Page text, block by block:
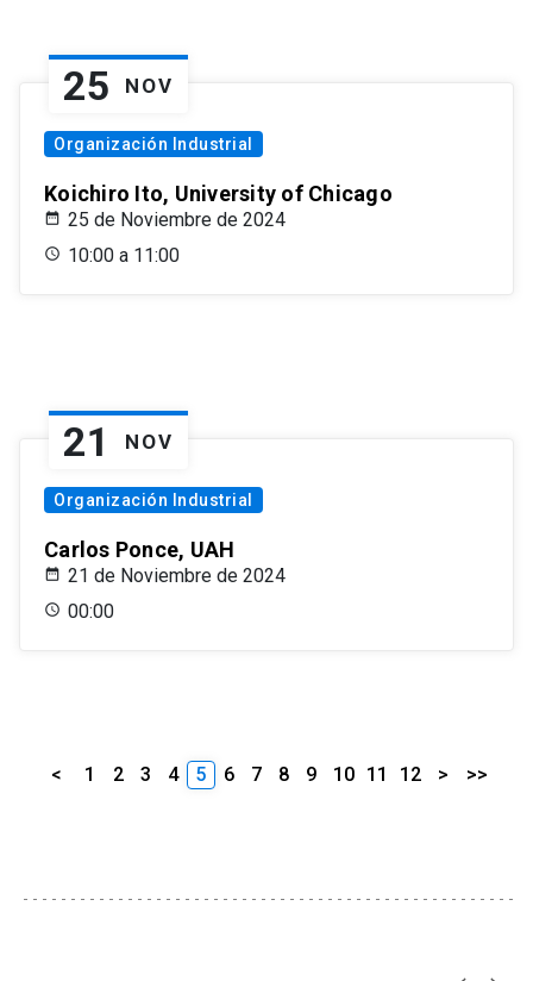
25 NOV
Organización Industrial
Koichiro Ito, University of Chicago
25 de Noviembre de 2024
10:00 a 11:00
21 NOV
Organización Industrial
Carlos Ponce, UAH
21 de Noviembre de 2024
00:00
< 1 2 3 4 5 6 7 8 9 10 11 12 > >>